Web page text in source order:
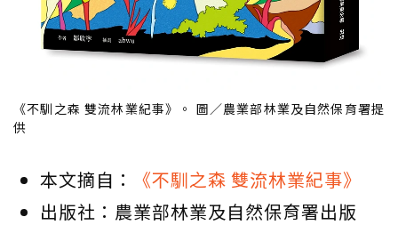
《不馴之森 雙流林業紀事》。 圖／農業部林業及自然保育署提
供
本文摘自：
《不馴之森 雙流林業紀事》
出版社：農業部林業及自然保育署出版